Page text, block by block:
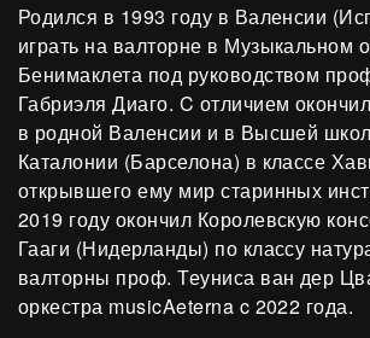
Родился в 1993 году в Валенсии
играть на валторне в Музыкальном
Бенимаклета под руководством
Габриэля Диаго. C отличием
в родной Валенсии и в Высшей
Каталонии (Барселона) в классе
открывшего ему мир старинных
2019 году окончил Королевскую
Гааги (Нидерланды) по классу
валторны проф. Теуниса ван дер
оркестра musicAeterna c 2022 года.